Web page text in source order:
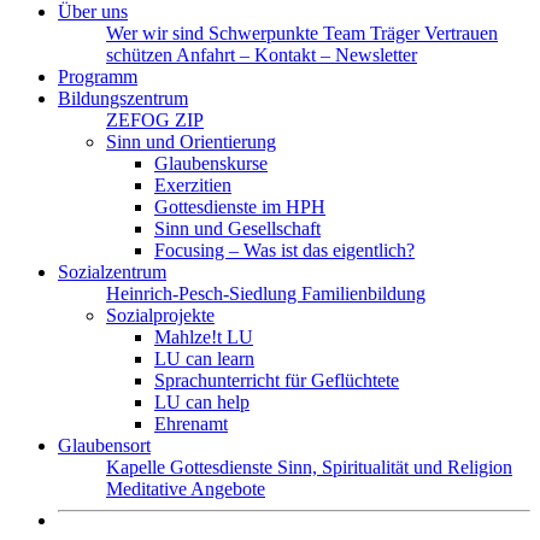
Über uns
Wer wir sind Schwerpunkte Team TrägerVertrauen
schützen Anfahrt – Kontakt – Newsletter
Programm
Bildungszentrum
ZEFOG ZIP
Sinn und Orientierung
Glaubenskurse
Exerzitien
Gottesdienste im HPH
Sinn und Gesellschaft
Focusing – Was ist das eigentlich?
Sozialzentrum
Heinrich-Pesch-Siedlung Familienbildung
Sozialprojekte
Mahlze!t LU
LU can learn
Sprachunterricht für Geflüchtete
LU can help
Ehrenamt
Glaubensort
Kapelle Gottesdienste Sinn, Spiritualität und Religion
Meditative Angebote